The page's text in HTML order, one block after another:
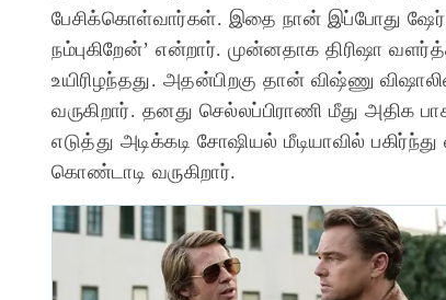
பேசிக்கொள்வார்கள். இதை நான் இப்போது ஷேர்
நம்புகிறேன்’ என்றார். முன்னதாக திரிஷா
உயிரிழந்தது. அதன்பிறகு தான் விஷ்ணு
வருகிறார். தனது செல்லப்பிராணி மீது
எடுத்து அடிக்கடி சோஷியல் மீடியாவில்
கொண்டாடி வருகிறார்.